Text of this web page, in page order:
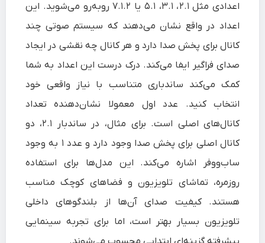
اعدادی مثل ۲.۱، ۳.۱، ۵.۱ یا ۷.۱.۲ روبه‌رو می‌شوید. این
اعداد در واقع نشان می‌دهند که سیستم صوتی چند
کانال برای پخش صدا دارد و هر کانال چه نقشی در ایجاد
صدای فراگیر ایفا می‌کند. درک درست این اعداد به شما
کمک می‌کند ساندباری متناسب با نیاز واقعی خود
انتخاب کنید. عدد اول معمولا نشان‌دهنده تعداد
کانال‌های اصلی است. برای مثال، در ساندبار ۲.۱، دو
کانال اصلی برای پخش صدا وجود دارد و عدد ۱ به وجود
ساب‌ووفر اشاره می‌کند. این مدل‌ها برای استفاده
روزمره، تماشای تلویزیون و فضاهای کوچک مناسب
هستند. کیفیت صدای آن‌ها از بلندگوهای داخلی
تلویزیون بسیار بهتر است، اما برای تجربه سینمایی